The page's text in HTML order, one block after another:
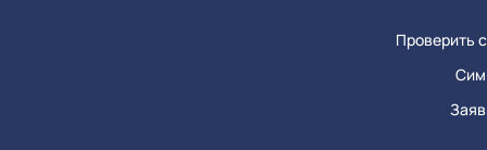
Проверить